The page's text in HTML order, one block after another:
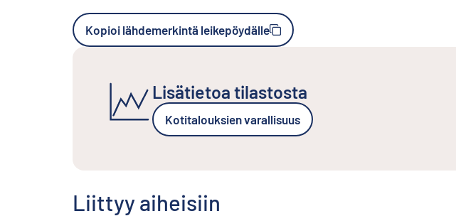
Kopioi lähdemerkintä leikepöydälle
Lisätietoa tilastosta
Kotitalouksien varallisuus
Liittyy aiheisiin